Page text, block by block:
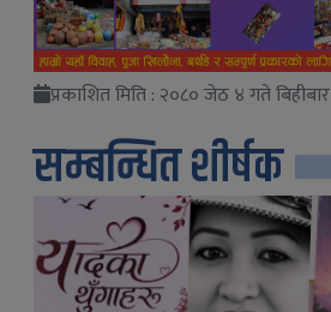
प्रकाशित मिति : २०८० जेठ ४ गते बिहीबार
सम्बन्धित शीर्षक